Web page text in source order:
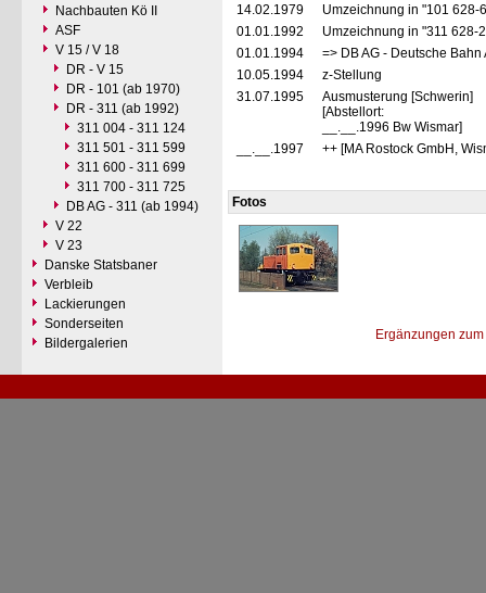
Nachbauten Kö II
ASF
V 15 / V 18
DR - V 15
DR - 101 (ab 1970)
DR - 311 (ab 1992)
311 004 - 311 124
311 501 - 311 599
311 600 - 311 699
311 700 - 311 725
DB AG - 311 (ab 1994)
V 22
V 23
Danske Statsbaner
Verbleib
Lackierungen
Sonderseiten
Bildergalerien
14.02.1979
Umzeichnung in "101 628-
01.01.1992
Umzeichnung in "311 628-
01.01.1994
=> DB AG - Deutsche
10.05.1994
z-Stellung
31.07.1995
Ausmusterung [Schwerin]
[Abstellort:
__.__.1996 Bw Wismar]
__.__.1997
++ [MA Rostock GmbH,
Fotos
Ergänzungen